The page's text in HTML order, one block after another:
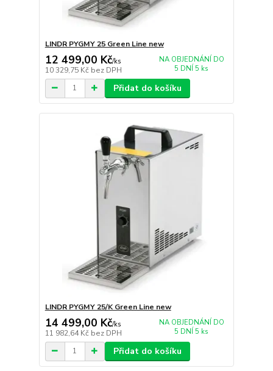
LINDR PYGMY 25 Green Line new
12 499,00 Kč/ks
10 329,75 Kč bez DPH
NA OBJEDNÁNÍ DO
5 DNÍ 5 ks
Přidat do košíku
LINDR PYGMY 25/K Green Line new
14 499,00 Kč/ks
11 982,64 Kč bez DPH
NA OBJEDNÁNÍ DO
5 DNÍ 5 ks
Přidat do košíku